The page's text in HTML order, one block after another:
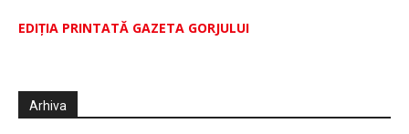
EDIŢIA PRINTATĂ GAZETA GORJULUI
Arhiva